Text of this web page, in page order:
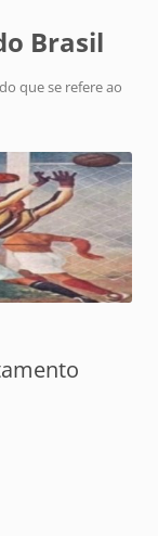
Brasil
que se refere ao